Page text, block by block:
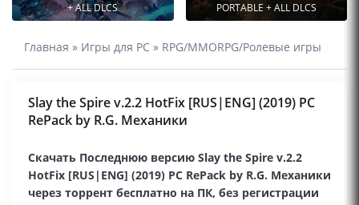
+ ALL DLCS
PORTABLE + ALL DLCS
Главная » Игры для PC » RPG/MMORPG/Ролевые игры
Slay the Spire v.2.2 HotFix [RUS|ENG] (2019) PC
RePack by R.G. Механики
Скачать Последнюю версию Slay the Spire v.2.2
HotFix [RUS|ENG] (2019) PC RePack by R.G. Механики
через торрент бесплатно на ПК, без регистрации